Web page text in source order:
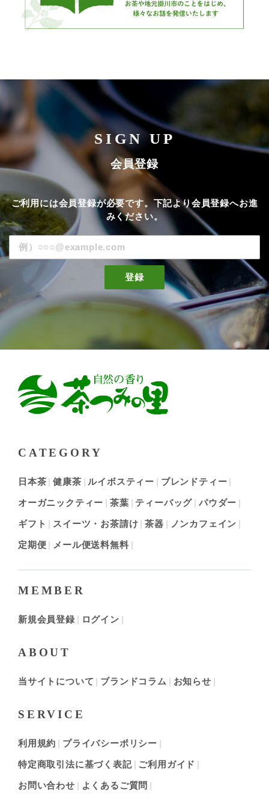
SIGN UP
会員登録
ご利用には会員登録が必要です。下記より会員登録へお進
みください。
登録
CATEGORY
日本茶 健康茶 ルイボスティー ブレンドティー
オーガニックティー 茶葉 ティーバッグ パウダー
ギフト スイーツ・お茶請け 茶器 ノンカフェイン
定期便 メール便送料無料
MEMBER
新規会員登録 ログイン
ABOUT
当サイトについて ブランドコラム お知らせ
SERVICE
利用規約 プライバシーポリシー
特定商取引法に基づく表記 ご利用ガイド
お問い合わせ よくあるご質問